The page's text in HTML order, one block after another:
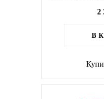
2
В